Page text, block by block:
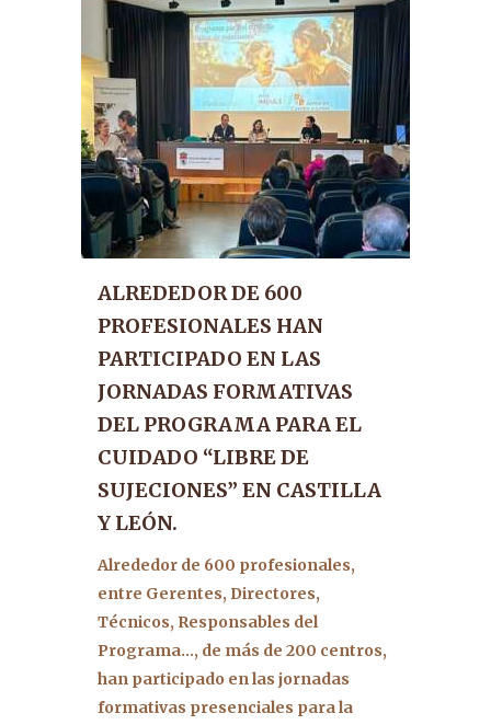
ALREDEDOR DE 600
PROFESIONALES HAN
PARTICIPADO EN LAS
JORNADAS FORMATIVAS
DEL PROGRAMA PARA EL
CUIDADO “LIBRE DE
SUJECIONES” EN CASTILLA
Y LEÓN.
Alrededor de 600 profesionales,
entre Gerentes, Directores,
Técnicos, Responsables del
Programa…, de más de 200 centros,
han participado en las jornadas
formativas presenciales para la